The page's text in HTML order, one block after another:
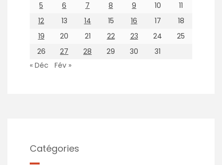
5
6 7 8 9 10
11
12
13 14 15 16 17
18
19
20 21 22 23 24
25
26
27 28 29 30
31
« Déc
Fév »
Catégories